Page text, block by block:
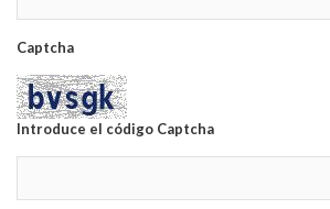
Captcha
Introduce el código Captcha